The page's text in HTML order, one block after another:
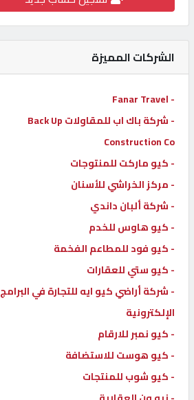
شركات
مميزة
إبحث
إتصل
بنا
إعلانات
المنتدى
كيو
مزاد
كيو
نمبر
الشركات المميزة
- Fanar Travel
- شركة باك اب للمقاولات Back Up
Construction Co
- كيو ماركت للمنتوجات
- مركز الخراشي للأسنان
- شركة ألبان داندي
- كيو هاوس للخدم
- كيو فود للمطاعم الفخمة
- كيو ستي للعقارات
- شركة أراضي كيو ايه للتجارة في البرامج
الإلكترونية
- كيو نمبر للارقام
- كيو هوست للاستضافة
- كيو شوب للمنتجات